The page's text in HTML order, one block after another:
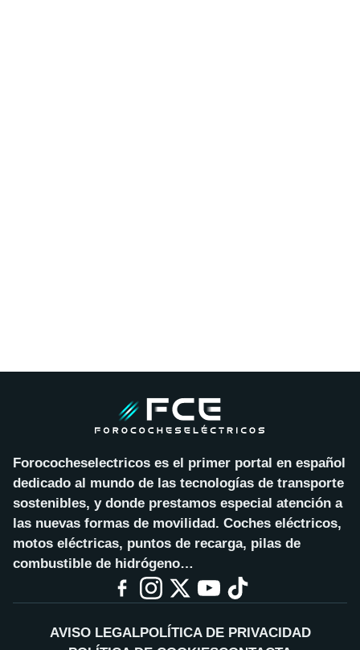
Forococheselectricos es el primer portal en español
dedicado al mundo de las tecnologías de transporte
sostenibles, y donde prestamos especial atención a
las nuevas formas de movilidad. Coches eléctricos,
motos eléctricas, puntos de recarga, pilas de
combustible de hidrógeno…
AVISO LEGALPOLÍTICA DE PRIVACIDAD